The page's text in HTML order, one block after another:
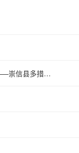
崇信：精准落实惠企政策 全力激发市场活力——崇信县多措并举推动惠企政策直达快享